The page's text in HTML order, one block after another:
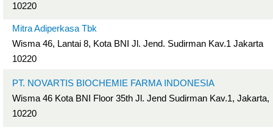
10220
Mitra Adiperkasa Tbk
Wisma 46, Lantai 8, Kota BNI Jl. Jend. Sudirman Kav.1 Jakarta
10220
PT. NOVARTIS BIOCHEMIE FARMA INDONESIA
Wisma 46 Kota BNI Floor 35th Jl. Jend Sudirman Kav.1, Jakarta,
10220